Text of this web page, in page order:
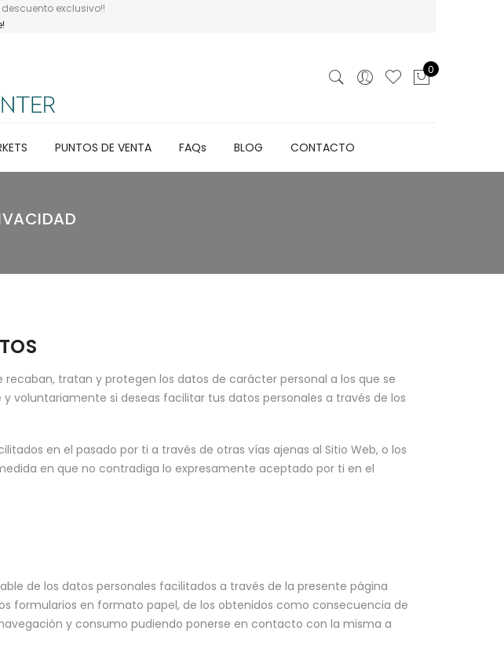
exclusivo!!
0
PUNTOS DE VENTA FAQs BLOG CONTACTO
tratan y protegen los datos de carácter personal a los que se
voluntariamente si deseas facilitar tus datos personales a través de los
en el pasado por ti a través de otras vías ajenas al Sitio Web, o los
en que no contradiga lo expresamente aceptado por ti en el
de los datos personales facilitados a través de la presente página
formularios en formato papel, de los obtenidos como consecuencia de
y consumo pudiendo ponerse en contacto con la misma a